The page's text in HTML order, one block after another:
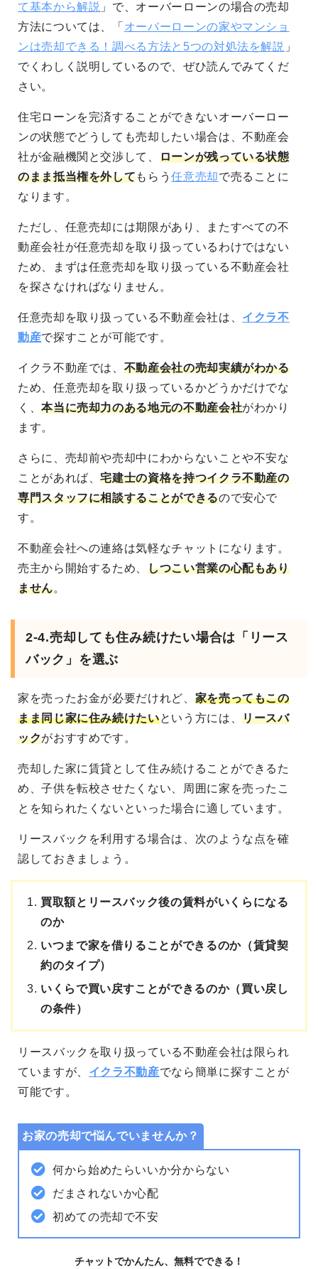
て基本から解説 」で、オーバーローンの場合の売却
方法については、「 オーバーローンの家やマンショ
ンは売却できる！調べる方法と5つの対処法を解説 」
でくわしく説明しているので、ぜひ読んでみてくだ
さい。
住宅ローンを完済することができないオーバーロー
ンの状態でどうしても売却したい場合は、不動産会
社が金融機関と交渉して、 ローンが残っている状態
のまま抵当権を外してもらう任意売却で売ることに
なります。
ただし、任意売却には期限があり、またすべての不
動産会社が任意売却を取り扱っているわけではない
ため、まずは任意売却を取り扱っている不動産会社
を探さなければなりません。
任意売却を取り扱っている不動産会社は、 イクラ不
動産で探すことが可能です。
イクラ不動産では、 不動産会社の売却実績がわかる
ため、任意売却を取り扱っているかどうかだけでな
く、本当に売却力のある地元の不動産会社がわかり
ます。
さらに、売却前や売却中にわからないことや不安な
ことがあれば、宅建士の資格を持つイクラ不動産の
専門スタッフに相談することができるので安心で
す。
不動産会社への連絡は気軽なチャットになります。
売主から開始するため、しつこい営業の心配もあり
ません。
2-4.売却しても住み続けたい場合は「リース
バック」を選ぶ
家を売ったお金が必要だけれど、 家を売ってもこの
まま同じ家に住み続けたいという方には、リースバ
ックがおすすめです。
売却した家に賃貸として住み続けることができるた
め、子供を転校させたくない、周囲に家を売ったこ
とを知られたくないといった場合に適しています。
リースバックを利用する場合は、次のような点を確
認しておきましょう。
買取額とリースバック後の賃料がいくらになる
のか
いつまで家を借りることができるのか（賃貸契
約のタイプ）
いくらで買い戻すことができるのか（買い戻し
の条件）
リースバックを取り扱っている不動産会社は限られ
ていますが、 イクラ不動産でなら簡単に探すことが
可能です。
お家の売却で悩んでいませんか？
何から始めたらいいか分からない
だまされないか心配
初めての売却で不安
チャットでかんたん、無料でできる！